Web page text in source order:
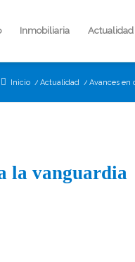
Inmobiliaria Actualidad
Inicio / Actualidad / Avances en
la vanguardia